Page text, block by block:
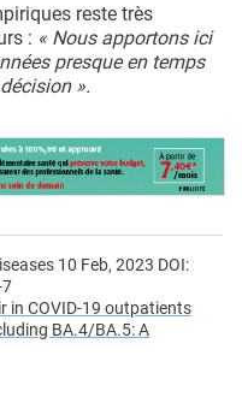
reste très
: « Nous apportons ici
presque en temps
».
10 Feb, 2023 DOI:
in COVID-19 outpatients
BA.4/BA.5: A